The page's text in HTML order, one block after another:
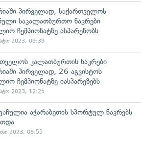
პირველად, საქართველოს
საკალათბურთო ნაკრები
ჩემპიონატზე ასპარეზობს
2023, 09:39
კალათბურთის ნაკრები
პირველად, 26 აგვისტოს
ჩემპიონატზე იასპარეზებს
2023, 12:25
აჭარაბეთის სპორტულ ნაკრებს
2023, 08:55